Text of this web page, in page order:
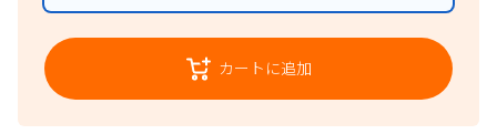
カートに追加